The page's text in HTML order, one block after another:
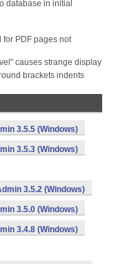
database in initial
for PDF pages not
causes strange display
brackets indents
3.5.5 (Windows)
3.5.3 (Windows)
3.5.2 (Windows)
3.5.0 (Windows)
3.4.8 (Windows)